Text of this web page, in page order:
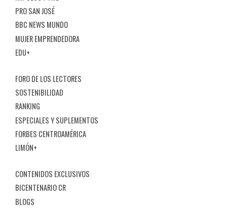
PRO SAN JOSÉ
BBC NEWS MUNDO
MUJER EMPRENDEDORA
EDU+
FORO DE LOS LECTORES
SOSTENIBILIDAD
RANKING
ESPECIALES Y SUPLEMENTOS
FORBES CENTROAMÉRICA
LIMÓN+
CONTENIDOS EXCLUSIVOS
BICENTENARIO CR
BLOGS